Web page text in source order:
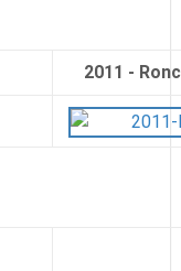
2011 -